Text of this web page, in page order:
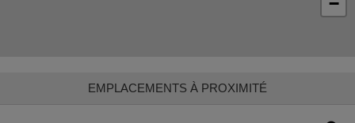
EMPLACEMENTS À PROXIMITÉ